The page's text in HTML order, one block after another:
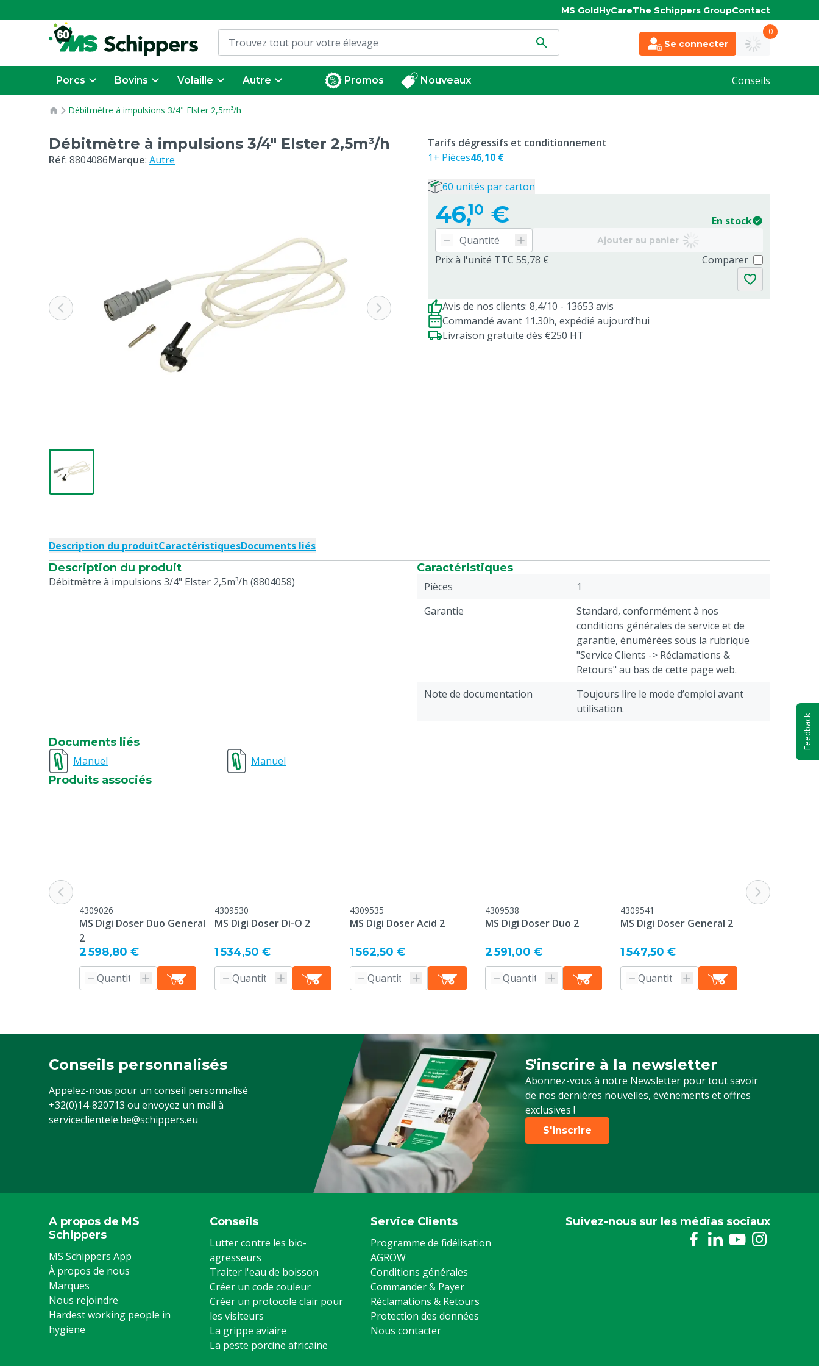
MS GoldHyCareThe Schippers GroupContact
Se connecter
0
Porcs Bovins Volaille Autre Promos Nouveaux Conseils
Débitmètre à impulsions 3/4" Elster 2,5m³/h
Débitmètre à impulsions 3/4" Elster 2,5m³/h
Réf: 8804086Marque: Autre
46,10 € En stock
Ajouter au panier
Prix à l'unité TTC 55,78 € Comparer
Tarifs dégressifs et conditionnement
1+ Pièces46,10 €
60 unités par carton
Avis de nos clients: 8,4/10 - 13653 avis
Commandé avant 11.30h, expédié aujourd’hui
Livraison gratuite dès €250 HT
Description du produitCaractéristiquesDocuments liés
Description du produit
Débitmètre à impulsions 3/4" Elster 2,5m³/h (8804058)
Caractéristiques
Pièces
1
Garantie
Standard, conformément à nos
conditions générales de service et de
garantie, énumérées sous la rubrique
"Service Clients -> Réclamations &
Retours" au bas de cette page web.
Note de documentation
Toujours lire le mode d’emploi avant
utilisation.
Documents liés
Manuel
Manuel
Produits associés
4309026
MS Digi Doser Duo General
2
2 598,80 €
4309530
MS Digi Doser Di-O 2
1 534,50 €
4309535
MS Digi Doser Acid 2
1 562,50 €
4309538
MS Digi Doser Duo 2
2 591,00 €
4309541
MS Digi Doser General 2
1 547,50 €
Conseils personnalisés
Appelez-nous pour un conseil personnalisé
+32(0)14-820713 ou envoyez un mail à
serviceclientele.be@schippers.eu
S'inscrire à la newsletter
Abonnez-vous à notre Newsletter pour tout savoir
de nos dernières nouvelles, événements et offres
exclusives !
Inscrivez-vous à notre newsletter
S'inscrire
A propos de MS
Schippers
MS Schippers App
À propos de nous
Marques
Nous rejoindre
Hardest working people in
hygiene
Conseils
Lutter contre les bio-
agresseurs
Traiter l'eau de boisson
Créer un code couleur
Créer un protocole clair pour
les visiteurs
La grippe aviaire
La peste porcine africaine
Service Clients
Programme de fidélisation
AGROW
Conditions générales
Commander & Payer
Réclamations & Retours
Protection des données
Nous contacter
Suivez-nous sur les médias sociaux
Feedback